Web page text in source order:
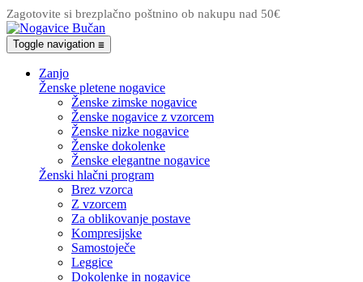
Zagotovite si brezplačno poštnino ob nakupu nad 50€
Toggle navigation ☰
Zanjo
Ženske pletene nogavice
Ženske zimske nogavice
Ženske nogavice z vzorcem
Ženske nizke nogavice
Ženske dokolenke
Ženske elegantne nogavice
Ženski hlačni program
Brez vzorca
Z vzorcem
Za oblikovanje postave
Kompresijske
Samostoječe
Leggice
Dokolenke in nogavice